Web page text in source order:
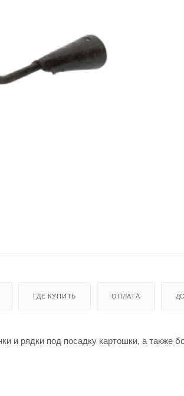
ГДЕ КУПИТЬ ОПЛАТА
и рядки под посадку картошки, а также